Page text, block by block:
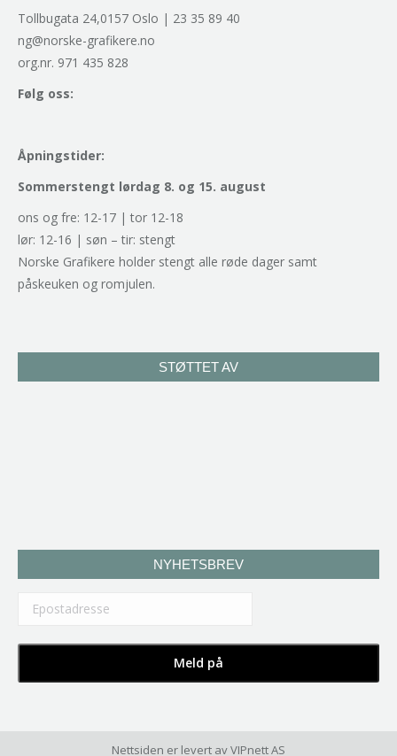
Tollbugata 24,0157 Oslo | 23 35 89 40
ng@norske-grafikere.no
org.nr. 971 435 828
Følg oss:
Åpningstider:
Sommerstengt lørdag 8. og 15. august
ons og fre: 12-17 | tor 12-18
lør: 12-16 | søn – tir: stengt
Norske Grafikere holder stengt alle røde dager samt
påskeuken og romjulen.
STØTTET AV
NYHETSBREV
Nettsiden er levert avVIPnett AS